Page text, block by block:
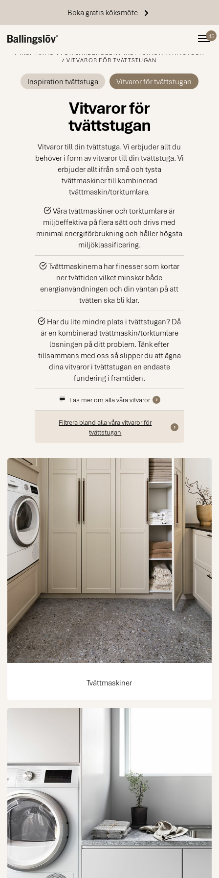
Boka gratis köksmöte
45
STARTSIDA
INSPIRATION FÖR GARDEROBEN
INSPIRATION TVÄTTSTUGA
VITVAROR FÖR TVÄTTSTUGAN
Inspiration tvättstuga Vitvaror för tvättstugan
Vitvaror för
tvättstugan
Vitvaror till din tvättstuga. Vi erbjuder allt du
behöver i form av vitvaror till din tvättstuga. Vi
erbjuder allt ifrån små och tysta
tvättmaskiner till kombinerad
tvättmaskin/torktumlare.
Våra tvättmaskiner och torktumlare är
miljöeffektiva på flera sätt och drivs med
minimal energiförbrukning och håller högsta
miljöklassificering.
Tvättmaskinerna har finesser som kortar
ner tvättiden vilket minskar både
energianvändningen och din väntan på att
tvätten ska bli klar.
Har du lite mindre plats i tvättstugan? Då
är en kombinerad tvättmaskin/torktumlare
lösningen på ditt problem. Tänk efter
tillsammans med oss så slipper du att ägna
dina vitvaror i tvättstugan en endaste
fundering i framtiden.
Läs mer om alla våra vitvaror
Filtrera bland alla våra vitvaror för
tvättstugan
Tvättmaskiner